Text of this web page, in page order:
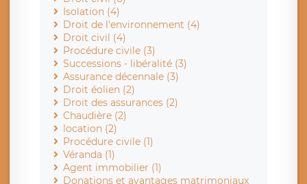
Isolation (4)
Droit de l'environnement (4)
Droit civil (4)
Procédure civile (3)
Successions - libéralité (3)
Assurance décennale (3)
Droit éolien (2)
Droit des assurances (2)
Chaudière (2)
location (2)
Procédure civile (1)
Véranda (1)
Agent immobilier (1)
Donations et avantages matrimoniaux